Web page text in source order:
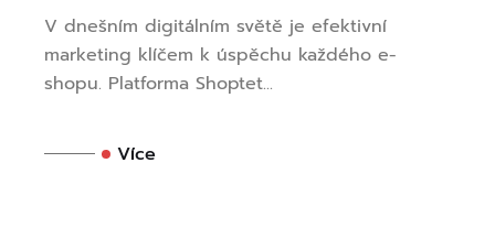
V dnešním digitálním světě je efektivní
marketing klíčem k úspěchu každého e-
shopu. Platforma Shoptet...
Více